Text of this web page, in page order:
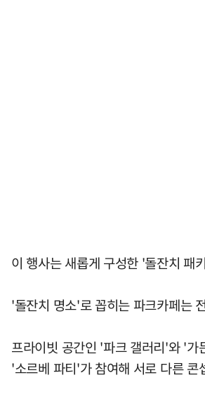
이 행사는 새롭게 구성한 '돌잔치 패
'돌잔치 명소'로 꼽히는 파크카페는
프라이빗 공간인 '파크 갤러리'와 '
'소르베 파티'가 참여해 서로 다른